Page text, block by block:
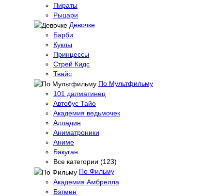
Пираты
Рыцари
Девочке
Барби
Куклы
Принцессы
Стрей Кидс
Твайс
По Мультфильму
101 далматинец
Автобус Тайо
Академия ведьмочек
Алладин
Аниматроники
Аниме
Бакуган
Все категории (123)
По Фильму
Академия Амбрелла
Бэтмен